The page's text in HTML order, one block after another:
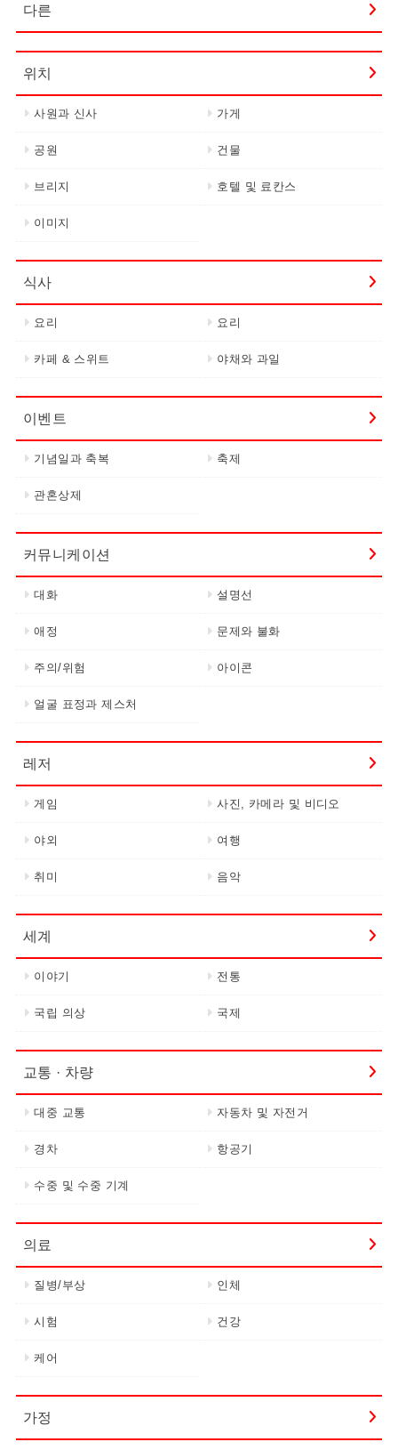
다른
위치
사원과 신사 가게
공원 건물
브리지 호텔 및 료칸스
이미지
식사
요리 요리
카페 & 스위트 야채와 과일
이벤트
기념일과 축복 축제
관혼상제
커뮤니케이션
대화 설명선
애정 문제와 불화
주의/위험 아이콘
얼굴 표정과 제스처
레저
게임 사진, 카메라 및 비디오
야외 여행
취미 음악
세계
이야기 전통
국립 의상 국제
교통 · 차량
대중 교통 자동차 및 자전거
경차 항공기
수중 및 수중 기계
의료
질병/부상 인체
시험 건강
케어
가정